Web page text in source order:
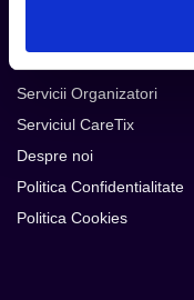
Servicii Organizatori
Serviciul CareTix
Despre noi
Politica Confidentialitate
Politica Cookies